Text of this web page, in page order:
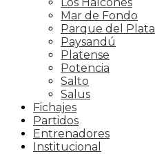
Mar de Fondo
Parque del Plata
Paysandú
Platense
Potencia
Salto
Salus
Fichajes
Partidos
Entrenadores
Institucional